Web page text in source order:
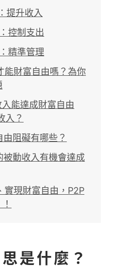
提升收入
控制支出
精準管理
能財富自由嗎？為你
能達成財富自由
入？
阻礙有哪些？
被動收入有機會達成
實現財富自由，P2P
是什麼？